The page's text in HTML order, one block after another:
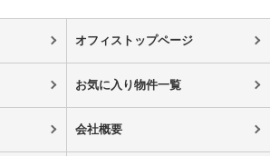
オフィストップページ
お気に入り物件一覧
会社概要